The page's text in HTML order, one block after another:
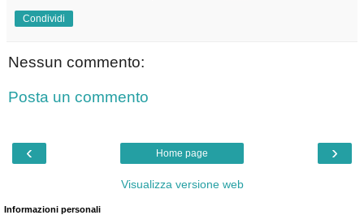
Condividi
Nessun commento:
Posta un commento
‹ ›
Home page
Visualizza versione web
Informazioni personali